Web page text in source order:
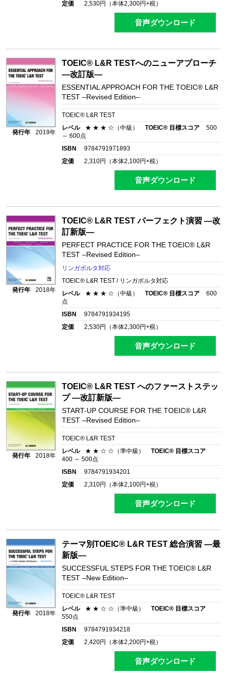
定価
2,530円（本体2,300円+税）
音声ダウンロード
発行年 2019年
TOEIC® L&R TESTへのニューアプローチ
―改訂版―
ESSENTIAL APPROACH FOR THE TOEIC® L&R
TEST –Revised Edition–
TOEIC® L&R TEST
レベル
★ ★ ★ ☆（中級） TOEIC® 目標スコア
500
～ 600点
ISBN
9784791971893
定価
2,310円（本体2,100円+税）
音声ダウンロード
発行年 2018年
TOEIC® L&R TEST パーフェクト演習 ―改
訂新版―
PERFECT PRACTICE FOR THE TOEIC® L&R
TEST –Revised Edition–
リンガポルタ対応
TOEIC® L&R TEST / リンガポルタ対応
レベル
★ ★ ★ ☆（中級） TOEIC® 目標スコア
600
点
ISBN
9784791934195
定価
2,530円（本体2,300円+税）
音声ダウンロード
発行年 2018年
TOEIC® L&R TEST へのファーストステッ
プ ―改訂新版―
START-UP COURSE FOR THE TOEIC® L&R
TEST –Revised Edition–
TOEIC® L&R TEST
レベル
★ ★ ☆ ☆（準中級）
TOEIC® 目標スコア
400 ～ 500点
ISBN
9784791934201
定価
2,310円（本体2,100円+税）
音声ダウンロード
発行年 2018年
テーマ別TOEIC® L&R TEST 総合演習 ―最
新版―
SUCCESSFUL STEPS FOR THE TOEIC® L&R
TEST –New Edition–
TOEIC® L&R TEST
レベル
★ ★ ☆ ☆（準中級）
TOEIC® 目標スコア
550点
ISBN
9784791934218
定価
2,420円（本体2,200円+税）
音声ダウンロード